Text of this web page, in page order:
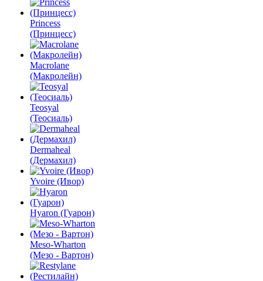
Princess
(Принцесс)
Macrolane
(Макролейн)
Teosyal
(Теосиаль)
Dermaheal
(Дермахил)
Yvoire (Ивор)
Hyaron (Гуарон)
Meso-Wharton
(Мезо - Вартон)